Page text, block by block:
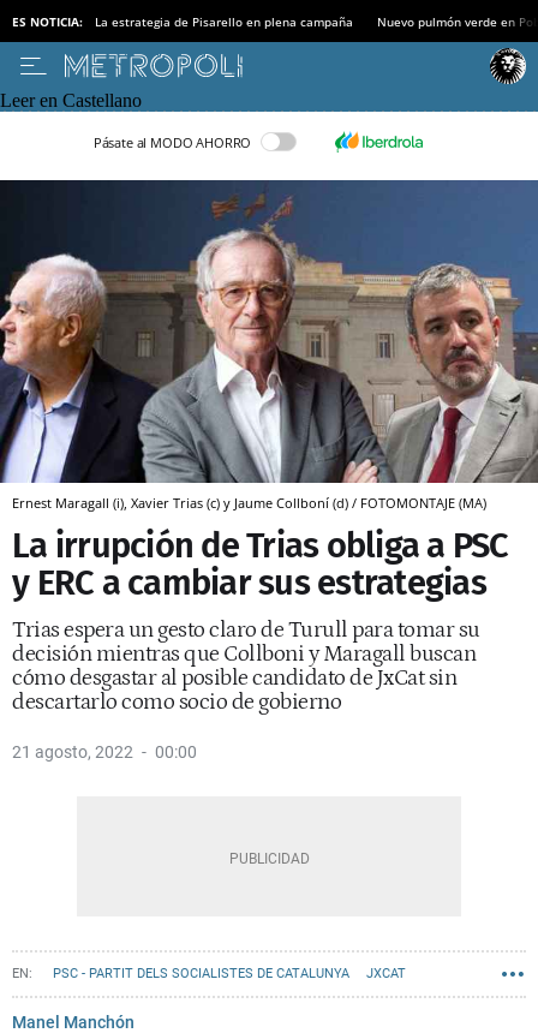
ES NOTICIA: La estrategia de Pisarello en plena campaña Nuevo pulmón verde en
Leer en Castellano
Pásate al MODO AHORRO
Ernest Maragall (i), Xavier Trias (c) y Jaume Collboní (d) / FOTOMONTAJE (MA)
La irrupción de Trias obliga a PSC
y ERC a cambiar sus estrategias
Trias espera un gesto claro de Turull para tomar su
decisión mientras que Collboni y Maragall buscan
cómo desgastar al posible candidato de JxCat sin
descartarlo como socio de gobierno
21 agosto, 2022 00:00
PSC - PARTIT DELS SOCIALISTES DE CATALUNYA JXCAT
JAUME COLLBONI
Manel Manchón